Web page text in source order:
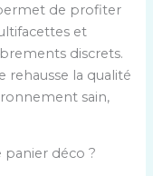
de profiter
et
discrets.
rehausse la qualité
sain,
déco ?